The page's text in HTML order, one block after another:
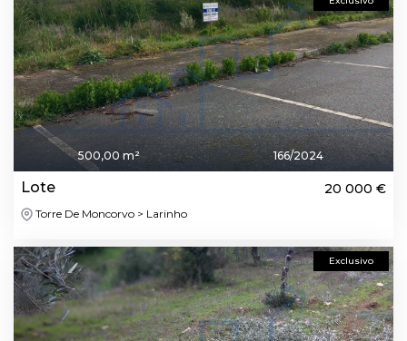
500,00 m² 166/2024
Lote 20 000 €
Torre De Moncorvo > Larinho
Exclusivo